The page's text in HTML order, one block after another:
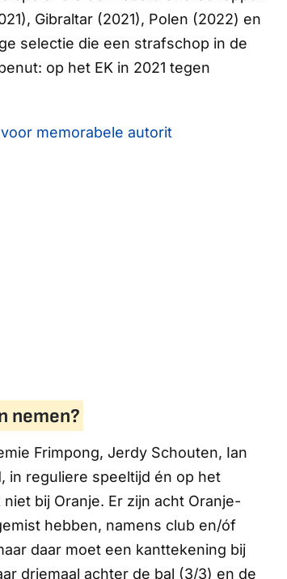
Gibraltar (2021), Polen (2022) en
selectie die een strafschop in de
op het EK in 2021 tegen
memorabele autorit
nemen?
Frimpong, Jerdy Schouten, Ian
in reguliere speeltijd én op het
bij Oranje. Er zijn acht Oranje-
hebben, namens club en/óf
daar moet een kanttekening bij
driemaal achter de bal (3/3) en de